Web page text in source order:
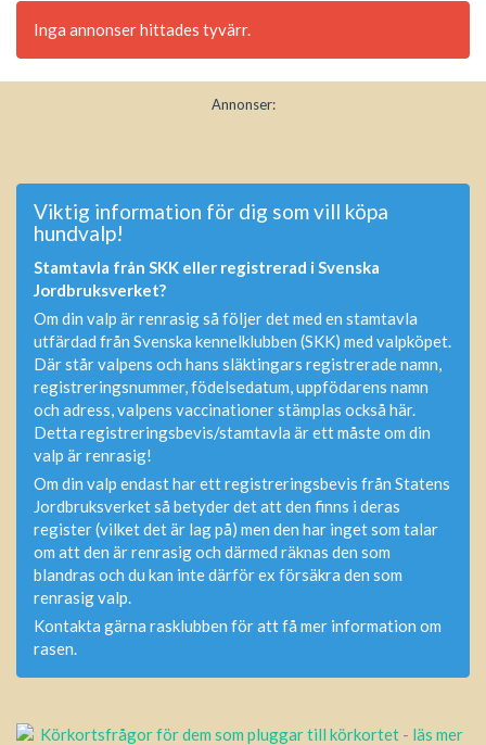
Inga annonser hittades tyvärr.
Annonser:
Viktig information för dig som vill köpa
hundvalp!
Stamtavla från SKK eller registrerad i Svenska
Jordbruksverket?
Om din valp är renrasig så följer det med en stamtavla
utfärdad från Svenska kennelklubben (SKK) med valpköpet.
Där står valpens och hans släktingars registrerade namn,
registreringsnummer, födelsedatum, uppfödarens namn
och adress, valpens vaccinationer stämplas också här.
Detta registreringsbevis/stamtavla är ett måste om din
valp är renrasig!
Om din valp endast har ett registreringsbevis från Statens
Jordbruksverket så betyder det att den finns i deras
register (vilket det är lag på) men den har inget som talar
om att den är renrasig och därmed räknas den som
blandras och du kan inte därför ex försäkra den som
renrasig valp.
Kontakta gärna rasklubben för att få mer information om
rasen.